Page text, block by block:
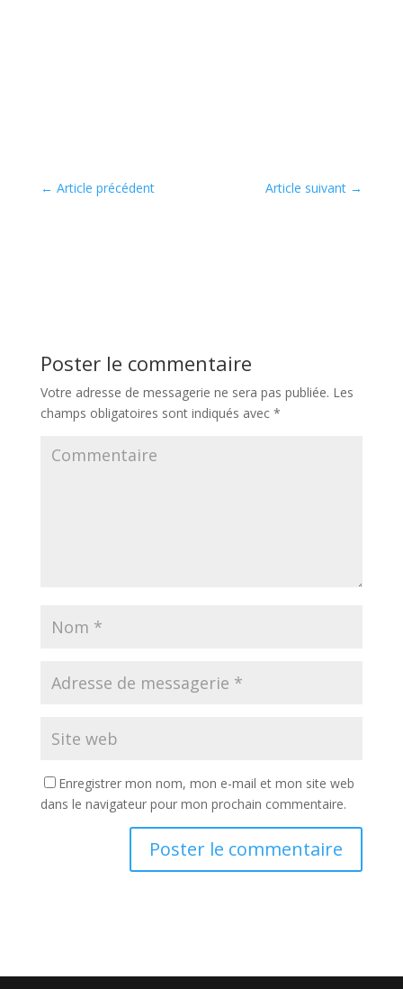
← Article précédent Article suivant →
Poster le commentaire
Votre adresse de messagerie ne sera pas publiée. Les
champs obligatoires sont indiqués avec *
Enregistrer mon nom, mon e-mail et mon site web
dans le navigateur pour mon prochain commentaire.